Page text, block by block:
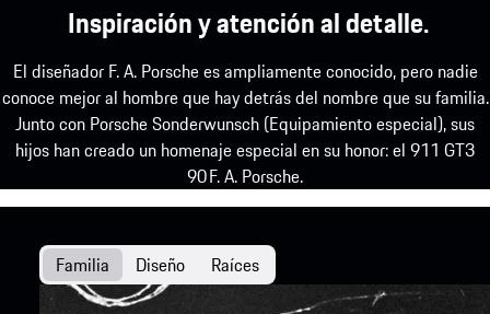
Inspiración y atención al detalle.
El diseñador F. A. Porsche es ampliamente conocido, pero nadie
conoce mejor al hombre que hay detrás del nombre que su familia.
Junto con Porsche Sonderwunsch (Equipamiento especial), sus
hijos han creado un homenaje especial en su honor: el 911 GT3
90 F. A. Porsche.
Familia Diseño Raíces